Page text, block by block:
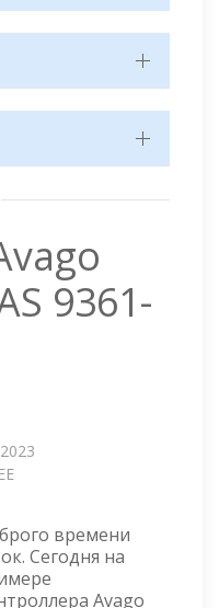
9361-
MEGARAID
SAS
9361-
времени
Сегодня на
Avago